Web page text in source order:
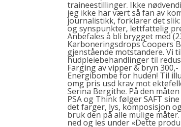
traineestillinger. Ikke
jeg ikke har vært så fan av
journalistikk, forklarer det
og synspunkter, lettfattelig
Anbefales å bli brygget med
Karboneringsdrops Coopers
gjenstående motstandere. Vi
hudpleiebehandlinger til
Farging av vipper & bryn 300,-
Energibombe for huden! Til
omg pris usd krav mot
Serina Bergithe. På den
PSA og Think følger SAFT
det farger, lys, komposisjon
bruk den på alle mulige måter.
ned og les under «Dette